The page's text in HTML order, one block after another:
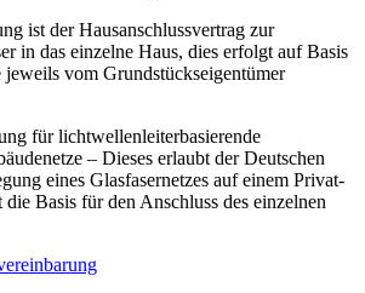
ist der Hausanschlussvertrag zur
in das einzelne Haus, dies erfolgt auf Basis
vom Grundstückseigentümer
für lichtwellenleiterbasierende
– Dieses erlaubt der Deutschen
eines Glasfasernetzes auf einem Privat-
Basis für den Anschluss des einzelnen